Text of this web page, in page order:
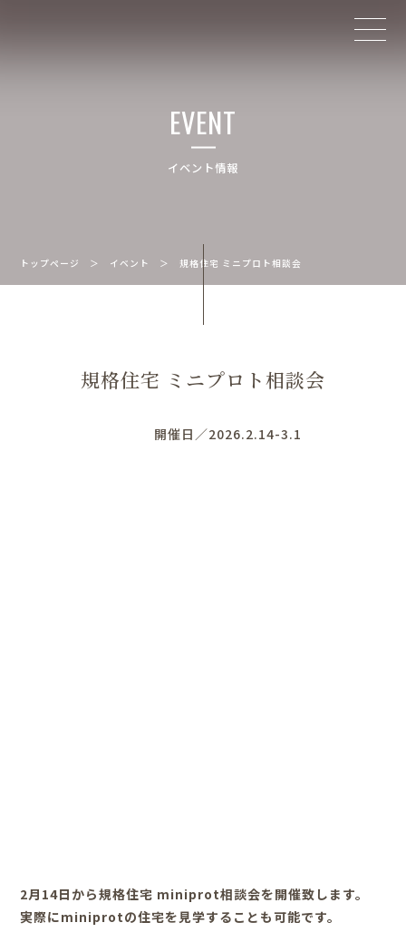
EVENT
イベント情報
トップページ ＞ イベント ＞ 規格住宅 ミニプロト相談会
規格住宅 ミニプロト相談会
開催日／2026.2.14-3.1
2月14日から規格住宅 miniprot相談会を開催致します。
実際にminiprotの住宅を見学することも可能です。